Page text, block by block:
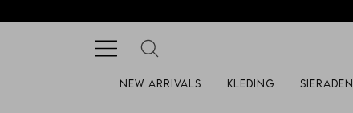
New arrivals Kleding Sieraden